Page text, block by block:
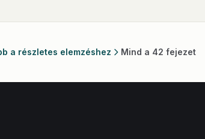
a részletes elemzéshez Mind a 42 fejezet